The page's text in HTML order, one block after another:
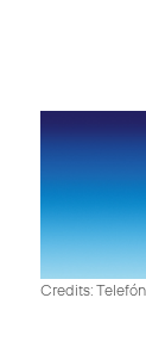
Credits: